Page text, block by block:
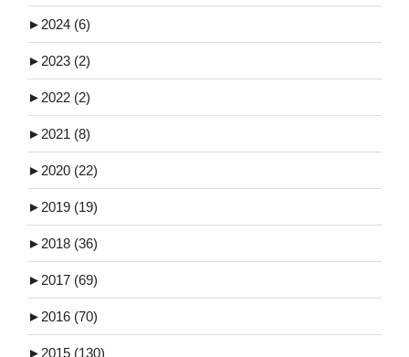
► 2024 (6)
► 2023 (2)
► 2022 (2)
► 2021 (8)
► 2020 (22)
► 2019 (19)
► 2018 (36)
► 2017 (69)
► 2016 (70)
► 2015 (130)